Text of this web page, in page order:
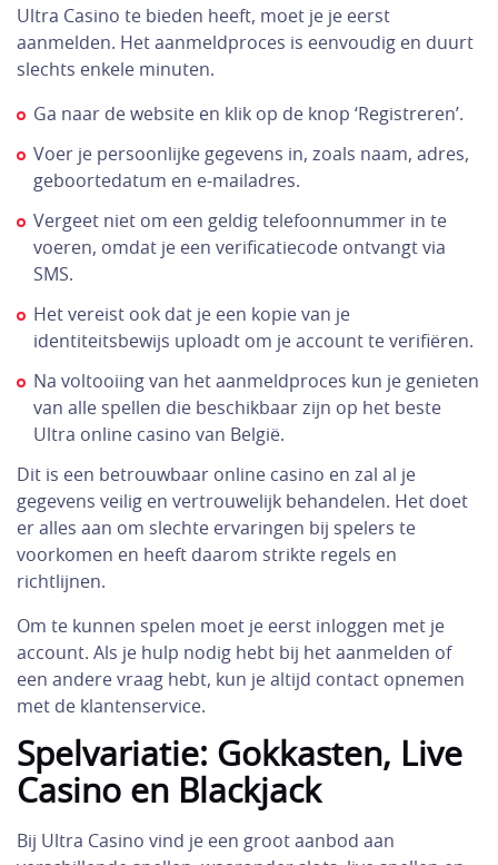
Ultra Casino te bieden heeft, moet je je eerst
aanmelden. Het aanmeldproces is eenvoudig en duurt
slechts enkele minuten.
Ga naar de website en klik op de knop ‘Registreren’.
Voer je persoonlijke gegevens in, zoals naam, adres,
geboortedatum en e-mailadres.
Vergeet niet om een geldig telefoonnummer in te
voeren, omdat je een verificatiecode ontvangt via
SMS.
Het vereist ook dat je een kopie van je
identiteitsbewijs uploadt om je account te verifiëren.
Na voltooiing van het aanmeldproces kun je genieten
van alle spellen die beschikbaar zijn op het beste
Ultra online casino van België.
Dit is een betrouwbaar online casino en zal al je
gegevens veilig en vertrouwelijk behandelen. Het doet
er alles aan om slechte ervaringen bij spelers te
voorkomen en heeft daarom strikte regels en
richtlijnen.
Om te kunnen spelen moet je eerst inloggen met je
account. Als je hulp nodig hebt bij het aanmelden of
een andere vraag hebt, kun je altijd contact opnemen
met de klantenservice.
Spelvariatie: Gokkasten, Live
Casino en Blackjack
Bij Ultra Casino vind je een groot aanbod aan